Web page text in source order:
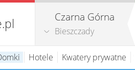
Czarna Górna
Bieszczady
Hotele Kwatery prywatne